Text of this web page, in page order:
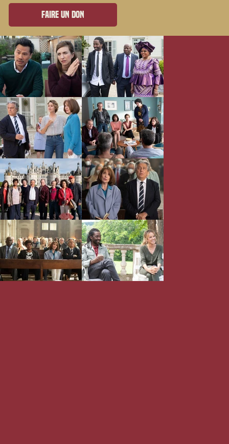
Faire un don